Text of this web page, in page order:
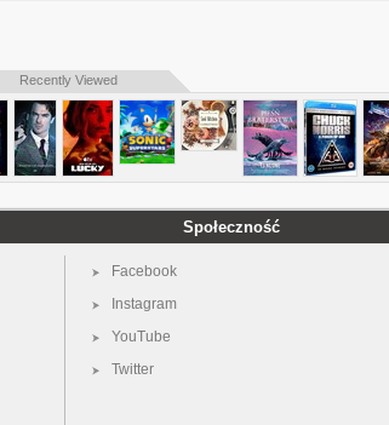
Recently Viewed
Społeczność
Facebook
Instagram
YouTube
Twitter